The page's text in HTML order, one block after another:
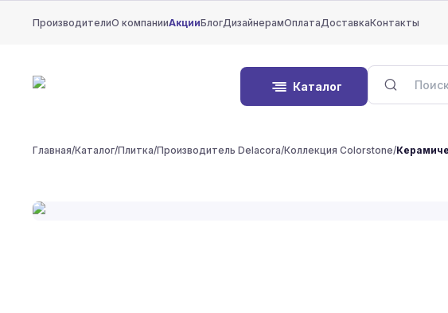
ПроизводителиО компанииАкцииБлогДизайнерамОплатаДоставкаКонтакты
Каталог
Главная/Каталог/Плитка/Производитель Delacora/Коллекция Colorstone/